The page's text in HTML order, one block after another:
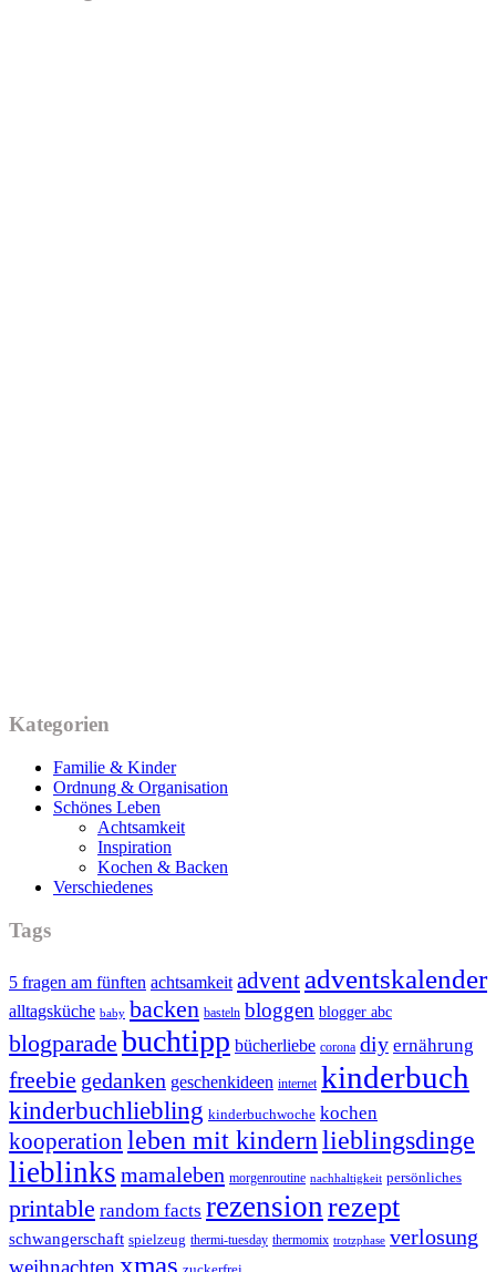
Kategorien
Familie & Kinder
Ordnung & Organisation
Schönes Leben
Achtsamkeit
Inspiration
Kochen & Backen
Verschiedenes
Tags
5 fragen am fünften achtsamkeit advent adventskalender
alltagsküche baby backen basteln bloggen blogger abc
blogparade buchtipp bücherliebe corona diy ernährung
freebie gedanken geschenkideen internet kinderbuch
kinderbuchliebling kinderbuchwoche kochen
kooperation leben mit kindernlieblingsdinge
lieblinks mamaleben morgenroutine nachhaltigkeit persönliches
printable random facts rezensionrezept
schwangerschaft spielzeug thermi-tuesday thermomix trotzphase verlosung
xmas